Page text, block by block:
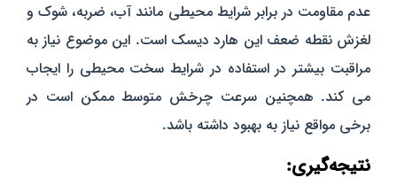
عدم مقاومت در برابر شرایط محیطی مانند آب، ضربه، شوک و
لغزش نقطه ضعف این هارد دیسک است. این موضوع نیاز به
مراقبت بیشتر در استفاده در شرایط سخت محیطی را ایجاب
می‌ کند. همچنین سرعت چرخش متوسط ممکن است در
برخی مواقع نیاز به بهبود داشته باشد.
نتیجه‌گیری: